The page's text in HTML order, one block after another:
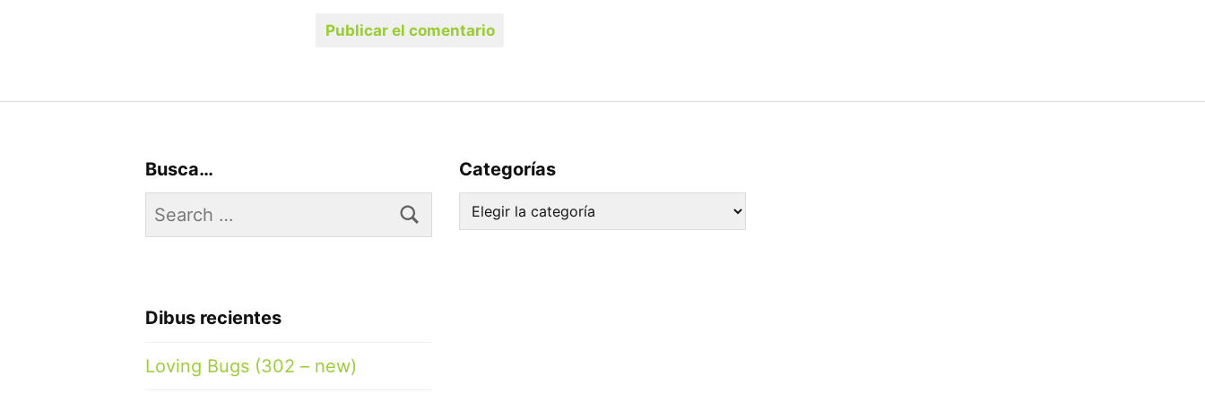
Busca…
Search
for:
Dibus recientes
Loving Bugs (302 – new)
Categorías
Categorías